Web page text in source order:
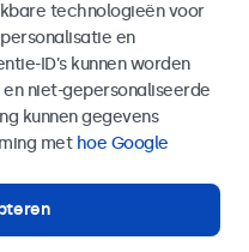
bedrijventechnologieën voor
en
ID’s kunnen worden
niet-gepersonaliseerde
kunnen gegevens
met hoe Google